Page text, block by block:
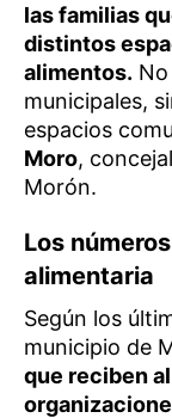
las familias
distintos
alimentos.
municipales,
espacios
Moro,
Morón.
Los
alimentaria
Según los
municipio de
que reciben